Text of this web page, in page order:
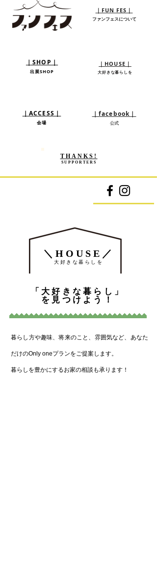
｜FUN FES｜
ファンフェスについて
｜SHOP｜
出展SHOP
｜HOUSE｜
大好きな暮らしを
｜ACCESS｜
会場
｜facebook｜
​公式
THANKS!
SUPPORTERS
＼HOUSE／
大好きな暮らしを
「大好きな暮らし」
を見つけよう！
暮らし方や趣味、将来のこと、雰囲気など、あなた
だけのOnly oneプランをご提案します。
暮らしを豊かにするお家の相談も承ります！​